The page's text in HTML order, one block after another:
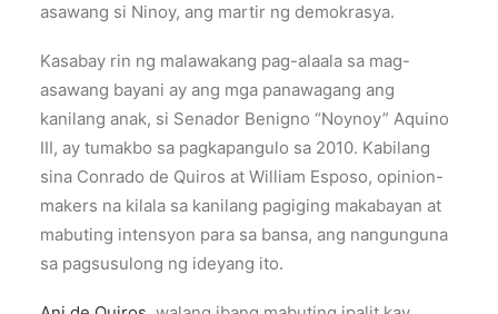
asawang si Ninoy, ang martir ng demokrasya.
Kasabay rin ng malawakang pag-alaala sa mag-
asawang bayani ay ang mga panawagang ang
kanilang anak, si Senador Benigno “Noynoy” Aquino
III, ay tumakbo sa pagkapangulo sa 2010. Kabilang
sina Conrado de Quiros at William Esposo, opinion-
makers na kilala sa kanilang pagiging makabayan at
mabuting intensyon para sa bansa, ang nangunguna
sa pagsusulong ng ideyang ito.